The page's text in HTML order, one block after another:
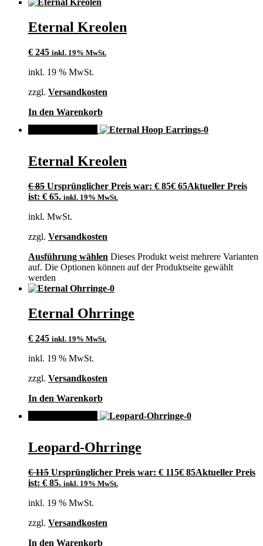
Eternal Kreolen
€ 245 inkl. 19% MwSt.
inkl. 19 % MwSt.
zzgl. Versandkosten
In den Warenkorb
Eternal Kreolen
€85 Ursprünglicher Preis war: € 85€ 65Aktueller Preis
ist: € 65. inkl. 19% MwSt.
inkl. MwSt.
zzgl. Versandkosten
Ausführung wählen Dieses Produkt weist mehrere Varianten
auf. Die Optionen können auf der Produktseite gewählt
werden
Eternal Ohrringe
€ 245 inkl. 19% MwSt.
inkl. 19 % MwSt.
zzgl. Versandkosten
In den Warenkorb
Leopard-Ohrringe
€115 Ursprünglicher Preis war: € 115€ 85Aktueller Preis
ist: € 85. inkl. 19% MwSt.
inkl. 19 % MwSt.
zzgl. Versandkosten
In den Warenkorb